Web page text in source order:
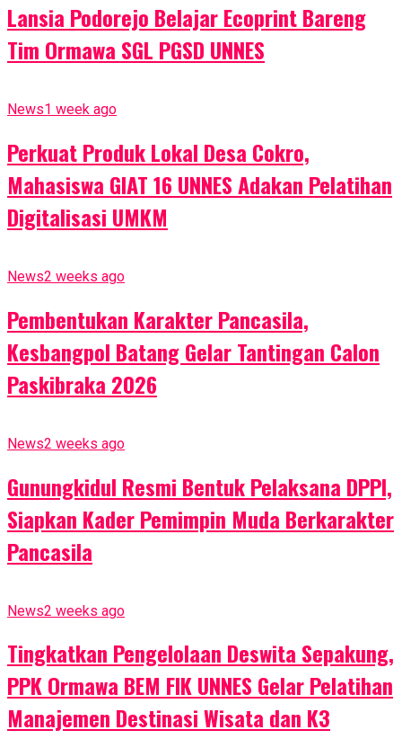
Lansia Podorejo Belajar Ecoprint Bareng
Tim Ormawa SGL PGSD UNNES
News1 week ago
Perkuat Produk Lokal Desa Cokro,
Mahasiswa GIAT 16 UNNES Adakan Pelatihan
Digitalisasi UMKM
News2 weeks ago
Pembentukan Karakter Pancasila,
Kesbangpol Batang Gelar Tantingan Calon
Paskibraka 2026
News2 weeks ago
Gunungkidul Resmi Bentuk Pelaksana DPPI,
Siapkan Kader Pemimpin Muda Berkarakter
Pancasila
News2 weeks ago
Tingkatkan Pengelolaan Deswita Sepakung,
PPK Ormawa BEM FIK UNNES Gelar Pelatihan
Manajemen Destinasi Wisata dan K3